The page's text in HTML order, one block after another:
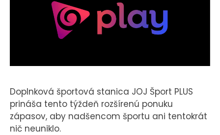
B2B Rozhovory
VEREJNÉ VYSIELANIE MS 2026
KONTAKT
Doplnková športová stanica JOJ Šport PLUS
prináša tento týždeň rozšírenú ponuku
zápasov, aby nadšencom športu ani tentokrát
nič neuniklo.